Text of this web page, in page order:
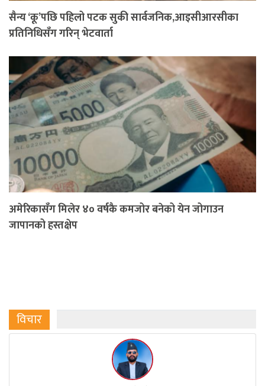
सैन्य ‘कू’पछि पहिलो पटक सुकी सार्वजनिक,आइसीआरसीका
प्रतिनिधिसँग गरिन् भेटवार्ता
अमेरिकासँग मिलेर ४० वर्षकै कमजोर बनेको येन जोगाउन
जापानको हस्तक्षेप
विचार